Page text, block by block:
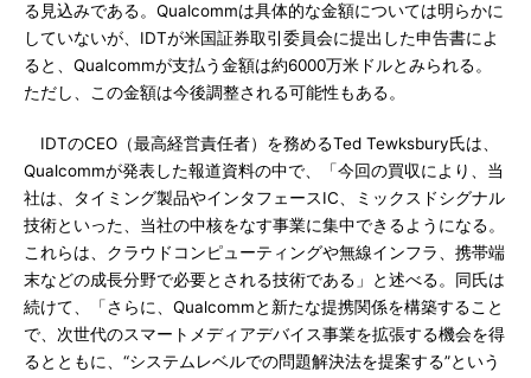
る見込みである。Qualcommは具体的な金額については明らかに
していないが、IDTが米国証券取引委員会に提出した申告書によ
ると、Qualcommが支払う金額は約6000万米ドルとみられる。
ただし、この金額は今後調整される可能性もある。
IDTのCEO（最高経営責任者）を務めるTed Tewksbury氏は、
Qualcommが発表した報道資料の中で、「今回の買収により、当
社は、タイミング製品やインタフェースIC、ミックスドシグナル
技術といった、当社の中核をなす事業に集中できるようになる。
これらは、クラウドコンピューティングや無線インフラ、携帯端
末などの成長分野で必要とされる技術である」と述べる。同氏は
続けて、「さらに、Qualcommと新たな提携関係を構築すること
で、次世代のスマートメディアデバイス事業を拡張する機会を得
るとともに、“システムレベルでの問題解決法を提案する”という